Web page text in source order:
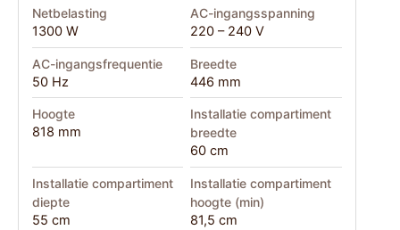
Netbelasting
1300 W
AC-ingangsspanning
220 – 240 V
AC-ingangsfrequentie
50 Hz
Breedte
446 mm
Hoogte
818 mm
Installatie compartiment
breedte
60 cm
Installatie compartiment
diepte
55 cm
Installatie compartiment
hoogte (min)
81,5 cm